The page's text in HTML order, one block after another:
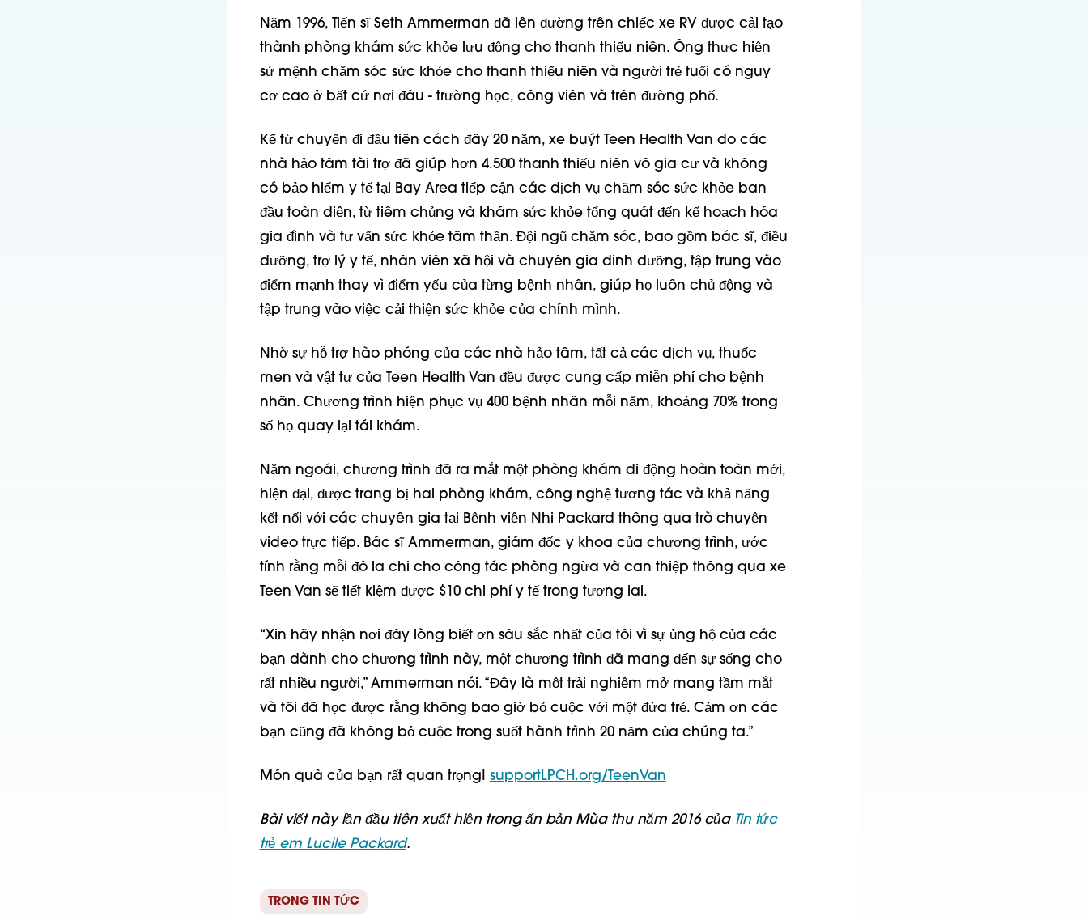
Năm 1996, Tiến sĩ Seth Ammerman đã lên đường trên chiếc xe RV được cải tạo
thành phòng khám sức khỏe lưu động cho thanh thiếu niên. Ông thực hiện
sứ mệnh chăm sóc sức khỏe cho thanh thiếu niên và người trẻ tuổi có nguy
cơ cao ở bất cứ nơi đâu - trường học, công viên và trên đường phố.
Kể từ chuyến đi đầu tiên cách đây 20 năm, xe buýt Teen Health Van do các
nhà hảo tâm tài trợ đã giúp hơn 4.500 thanh thiếu niên vô gia cư và không
có bảo hiểm y tế tại Bay Area tiếp cận các dịch vụ chăm sóc sức khỏe ban
đầu toàn diện, từ tiêm chủng và khám sức khỏe tổng quát đến kế hoạch hóa
gia đình và tư vấn sức khỏe tâm thần. Đội ngũ chăm sóc, bao gồm bác sĩ, điều
dưỡng, trợ lý y tế, nhân viên xã hội và chuyên gia dinh dưỡng, tập trung vào
điểm mạnh thay vì điểm yếu của từng bệnh nhân, giúp họ luôn chủ động và
tập trung vào việc cải thiện sức khỏe của chính mình.
Nhờ sự hỗ trợ hào phóng của các nhà hảo tâm, tất cả các dịch vụ, thuốc
men và vật tư của Teen Health Van đều được cung cấp miễn phí cho bệnh
nhân. Chương trình hiện phục vụ 400 bệnh nhân mỗi năm, khoảng 70% trong
số họ quay lại tái khám.
Năm ngoái, chương trình đã ra mắt một phòng khám di động hoàn toàn mới,
hiện đại, được trang bị hai phòng khám, công nghệ tương tác và khả năng
kết nối với các chuyên gia tại Bệnh viện Nhi Packard thông qua trò chuyện
video trực tiếp. Bác sĩ Ammerman, giám đốc y khoa của chương trình, ước
tính rằng mỗi đô la chi cho công tác phòng ngừa và can thiệp thông qua xe
Teen Van sẽ tiết kiệm được $10 chi phí y tế trong tương lai.
“Xin hãy nhận nơi đây lòng biết ơn sâu sắc nhất của tôi vì sự ủng hộ của các
bạn dành cho chương trình này, một chương trình đã mang đến sự sống cho
rất nhiều người,” Ammerman nói. “Đây là một trải nghiệm mở mang tầm mắt
và tôi đã học được rằng không bao giờ bỏ cuộc với một đứa trẻ. Cảm ơn các
bạn cũng đã không bỏ cuộc trong suốt hành trình 20 năm của chúng ta.”
Món quà của bạn rất quan trọng! supportLPCH.org/TeenVan
Bài viết này lần đầu tiên xuất hiện trong ấn bản Mùa thu năm 2016 của Tin tức
trẻ em Lucile Packard.
TRONG TIN TỨC